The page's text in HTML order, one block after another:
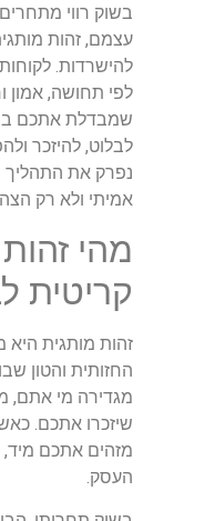
בשוק רווי מתחרים
עצמם, זהות
להישרדות לקוחות
לפי תחושה, אמון
שמבדלת אתכם
לבלוט, להיזכר
נפרק את התהליך
אמיתי ולא רק
מהי זהות
קריטית
זהות מותגית היא
החזותית והטון שבו
מגדירה מי אתם,
שיזכרו אתכם.
מזהים אתכם מיד,
העסק.